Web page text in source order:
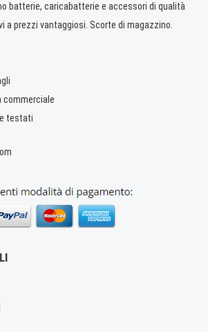
batterie, caricabatterie e accessori di qualità
a prezzi vantaggiosi. Scorte di magazzino.
commerciale
testati